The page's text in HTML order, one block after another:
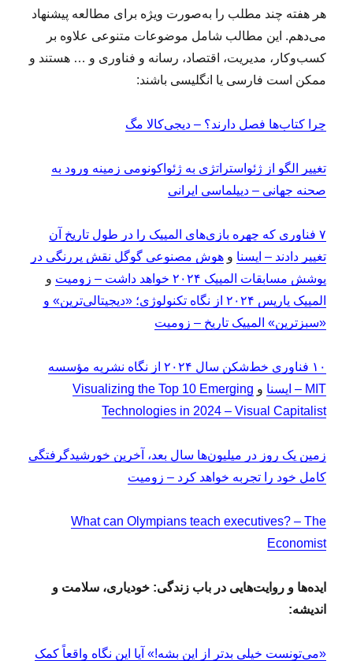
هر هفته چند مطلب را به‌صورت ویژه برای مطالعه پیشنهاد
می‌دهم. این مطالب شامل موضوعات متنوعی علاوه بر
کسب‌وکار، مدیریت، اقتصاد، رسانه و فناوری و … هستند و
ممکن است فارسی یا انگلیسی باشند:
چرا کتاب‌ها فصل دارند؟ – دیجی‌کالا مگ
تغییر الگو از ژئواستراتژی به ژئواکونومی زمینه ورود به
صحنه جهانی – دیپلماسی ایرانی
۷ فناوری که چهره بازی‌های المپیک را در طول تاریخ آن
تغییر دادند – ایسنا و هوش مصنوعی گوگل نقش پررنگی در
پوشش مسابقات المپیک ۲۰۲۴ خواهد داشت – زومیت
و
المپیک پاریس ۲۰۲۴ از نگاه تکنولوژی؛ «دیجیتالی‌ترین» و
«سبزترین» المپیک تاریخ – زومیت
۱۰ فناوری‌ خط‌شکن سال ۲۰۲۴ از نگاه نشریه مؤسسه
MIT – ایسنا
و Visualizing the Top 10 Emerging
Technologies in 2024 – Visual Capitalist
زمین یک روز در میلیون‌ها سال بعد، آخرین خورشیدگرفتگی
کامل خود را تجربه خواهد کرد – زومیت
What can Olympians teach executives? – The
Economist
ایده‌ها و روایت‌هایی در باب زندگی: خودیاری، سلامت و
اندیشه:
«می‌تونست خیلی بدتر از این بشه!» آیا این نگاه واقعاً کمک